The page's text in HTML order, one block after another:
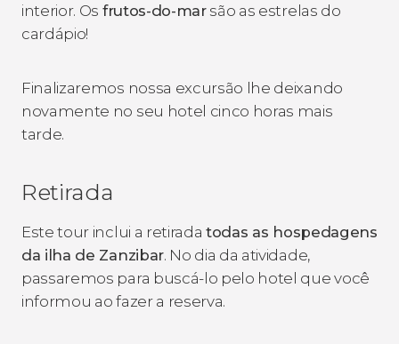
interior. Os frutos-do-marsão as estrelas do
cardápio!
Finalizaremos nossa excursão lhe deixando
novamente no seu hotel cinco horas mais
tarde.
Retirada
Este tour inclui a retiradatodas as hospedagens
da ilha de Zanzibar. No dia da atividade,
passaremos para buscá-lo pelo hotel que você
informou ao fazer a reserva.